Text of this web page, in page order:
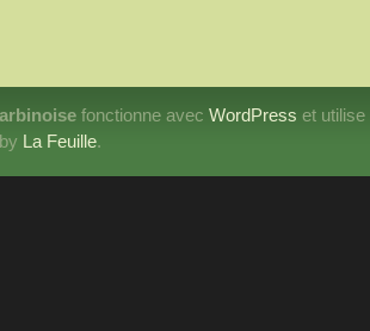
fonctionne avec WordPress et
La Feuille.